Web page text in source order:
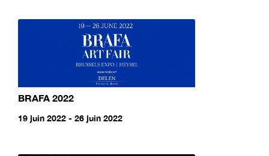
BRAFA 2022
19 juin 2022 - 26 juin 2022